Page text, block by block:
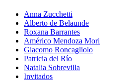
Anna Zucchetti
Alberto de Belaunde
Roxana Barrantes
Américo Mendoza Mori
Giacomo Roncagliolo
Patricia del Río
Natalia Sobrevilla
Invitados